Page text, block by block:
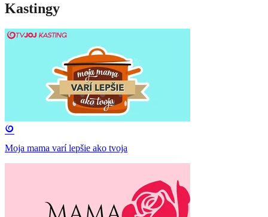
Kastingy
Moja mama varí lepšie ako tvoja